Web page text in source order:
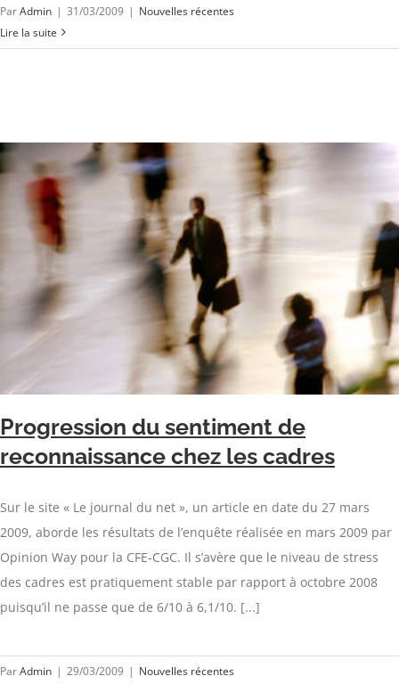
ParAdmin | 31/03/2009 | Nouvelles récentes
Lire la suite
Progression du sentiment de
reconnaissance chez les cadres
Sur le site « Le journal du net », un article en date du 27 mars
2009, aborde les résultats de l’enquête réalisée en mars 2009 par
Opinion Way pour la CFE-CGC. Il s’avère que le niveau de stress
des cadres est pratiquement stable par rapport à octobre 2008
puisqu’il ne passe que de 6/10 à 6,1/10. [...]
ParAdmin | 29/03/2009 | Nouvelles récentes